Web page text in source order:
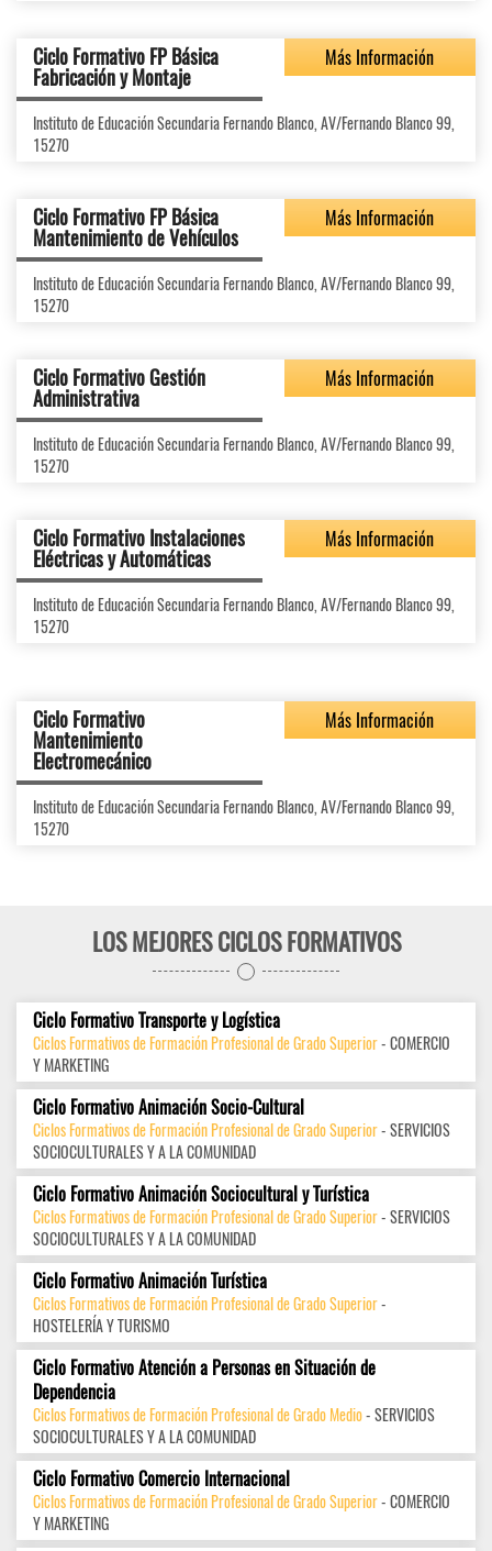
Ciclo Formativo FP Básica
Fabricación y Montaje
Más Información
Instituto de Educación Secundaria Fernando Blanco, AV/Fernando Blanco 99,
15270
Ciclo Formativo FP Básica
Mantenimiento de Vehículos
Más Información
Instituto de Educación Secundaria Fernando Blanco, AV/Fernando Blanco 99,
15270
Ciclo Formativo Gestión
Administrativa
Más Información
Instituto de Educación Secundaria Fernando Blanco, AV/Fernando Blanco 99,
15270
Ciclo Formativo Instalaciones
Eléctricas y Automáticas
Más Información
Instituto de Educación Secundaria Fernando Blanco, AV/Fernando Blanco 99,
15270
Ciclo Formativo
Mantenimiento
Electromecánico
Más Información
Instituto de Educación Secundaria Fernando Blanco, AV/Fernando Blanco 99,
15270
LOS MEJORES CICLOS FORMATIVOS
Ciclo Formativo Transporte y Logística
Ciclos Formativos de Formación Profesional de Grado Superior- COMERCIO
Y MARKETING
Ciclo Formativo Animación Socio-Cultural
Ciclos Formativos de Formación Profesional de Grado Superior- SERVICIOS
SOCIOCULTURALES Y A LA COMUNIDAD
Ciclo Formativo Animación Sociocultural y Turística
Ciclos Formativos de Formación Profesional de Grado Superior- SERVICIOS
SOCIOCULTURALES Y A LA COMUNIDAD
Ciclo Formativo Animación Turística
Ciclos Formativos de Formación Profesional de Grado Superior-
HOSTELERÍA Y TURISMO
Ciclo Formativo Atención a Personas en Situación de
Dependencia
Ciclos Formativos de Formación Profesional de Grado Medio- SERVICIOS
SOCIOCULTURALES Y A LA COMUNIDAD
Ciclo Formativo Comercio Internacional
Ciclos Formativos de Formación Profesional de Grado Superior- COMERCIO
Y MARKETING